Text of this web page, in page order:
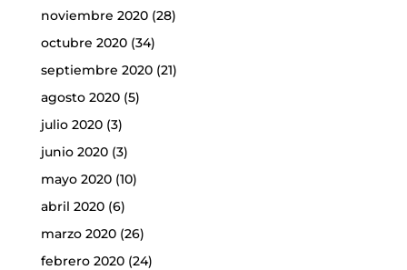
noviembre 2020(28)
octubre 2020(34)
septiembre 2020(21)
agosto 2020(5)
julio 2020(3)
junio 2020(3)
mayo 2020(10)
abril 2020(6)
marzo 2020(26)
febrero 2020(24)